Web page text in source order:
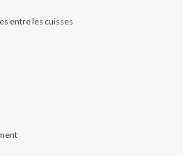
entre les cuisses